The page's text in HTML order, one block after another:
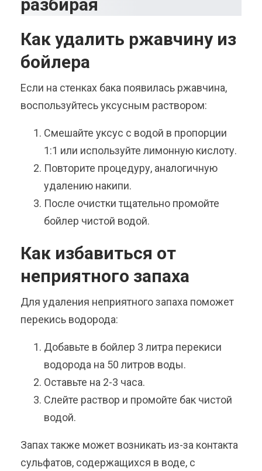
Как удалить ржавчину из
бойлера
Если на стенках бака появилась ржавчина,
воспользуйтесь уксусным раствором:
Смешайте уксус с водой в пропорции
1:1 или используйте лимонную кислоту.
Повторите процедуру, аналогичную
удалению накипи.
После очистки тщательно промойте
бойлер чистой водой.
Как избавиться от
неприятного запаха
Для удаления неприятного запаха поможет
перекись водорода:
Добавьте в бойлер 3 литра перекиси
водорода на 50 литров воды.
Оставьте на 2-3 часа.
Слейте раствор и промойте бак чистой
водой.
Запах также может возникать из-за контакта
сульфатов, содержащихся в воде, с